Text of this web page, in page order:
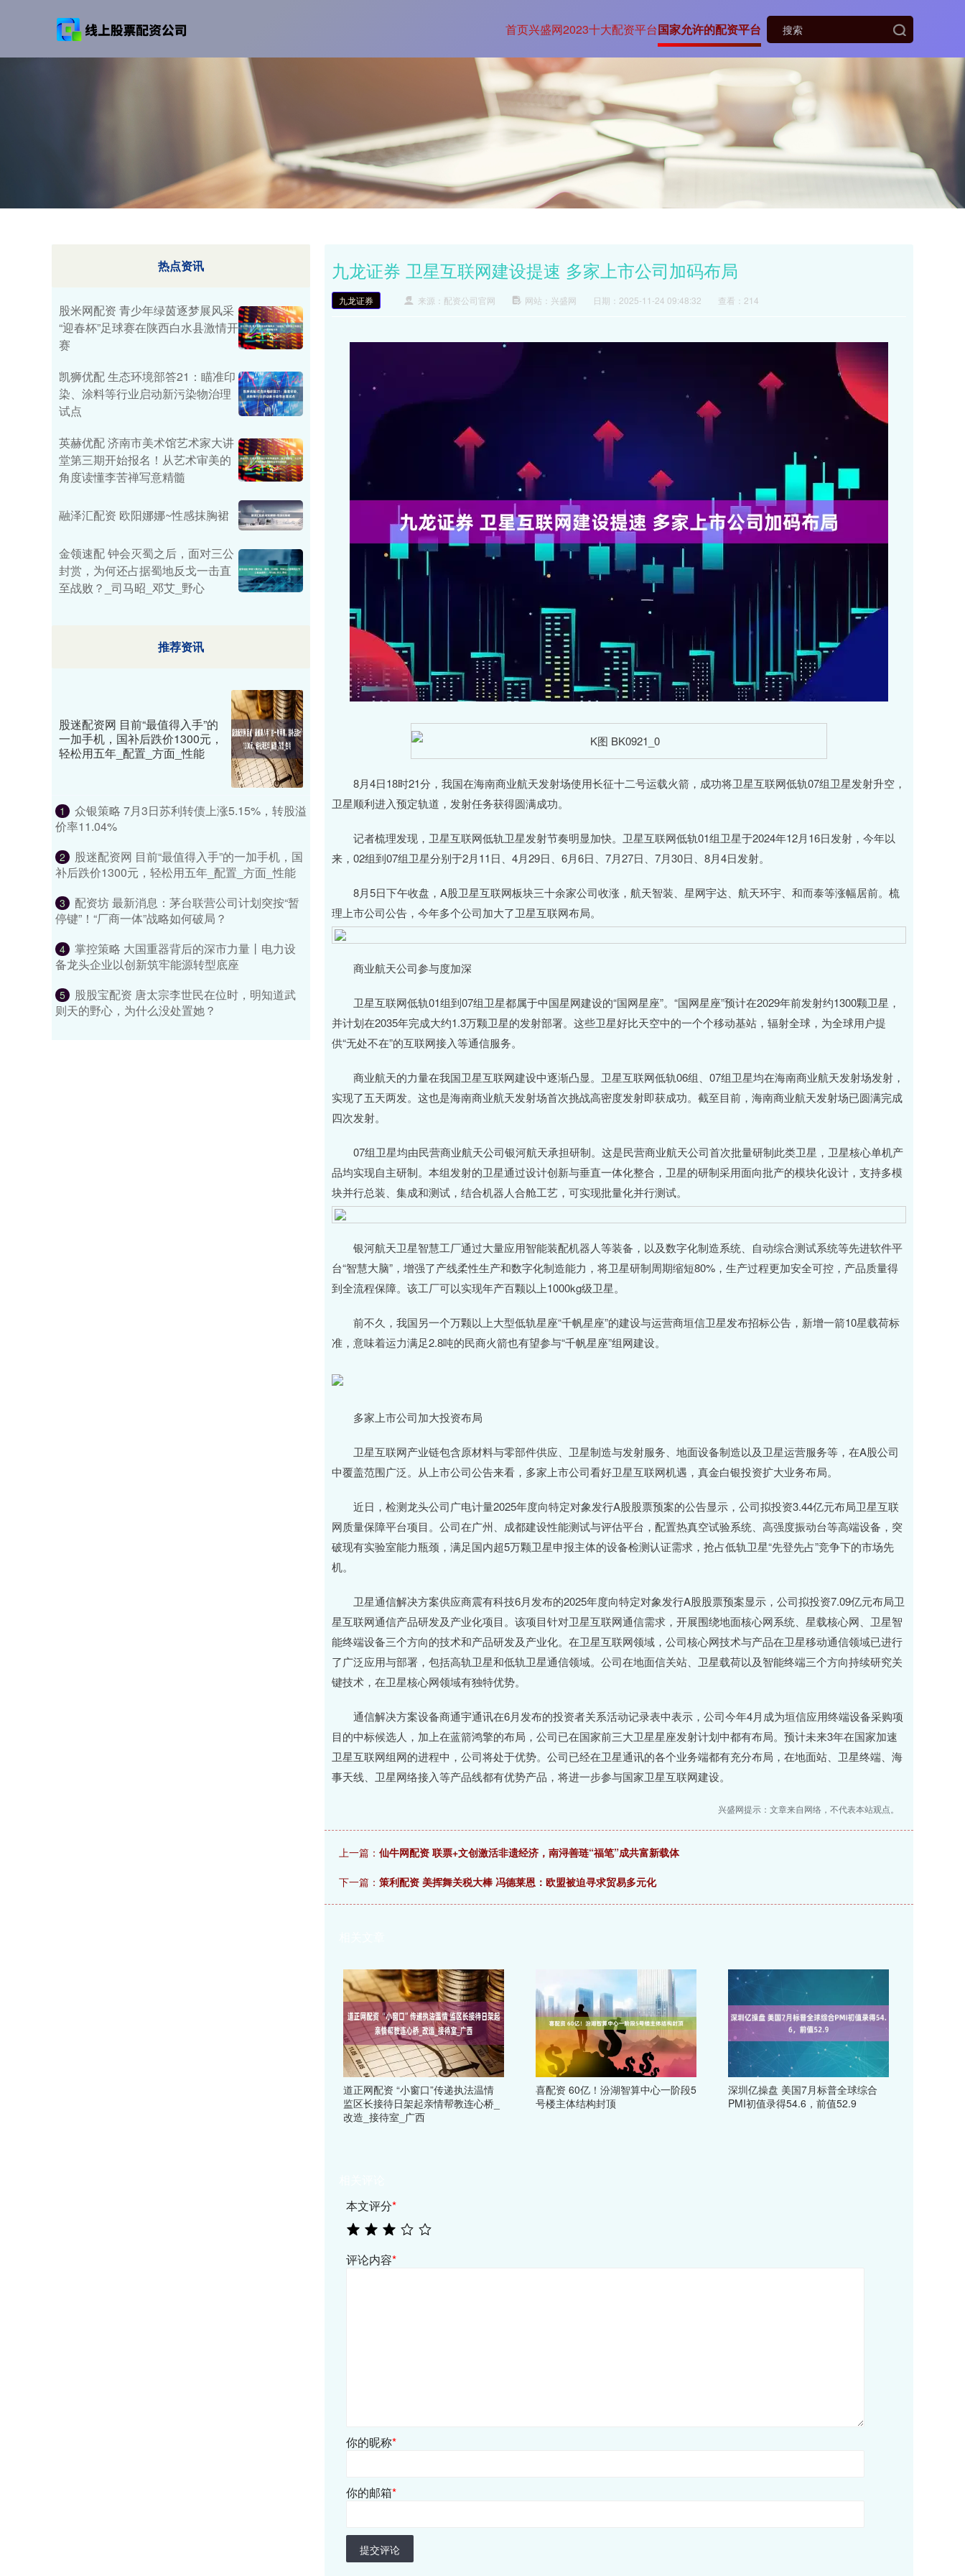
首页兴盛网2023十大配资平台国家允许的配资平台
九龙证券 卫星互联网建设提速 多家上市公司加码布局
九龙证券 来源：配资公司官网 网站：兴盛网 日期：2025-11-24 09:48:32 查看：214
8月4日18时21分，我国在海南商业航天发射场使用长征十二号运载火箭，成功将卫星互联网低轨07组卫星发射升空，
卫星顺利进入预定轨道，发射任务获得圆满成功。
记者梳理发现，卫星互联网低轨卫星发射节奏明显加快。卫星互联网低轨01组卫星于2024年12月16日发射，今年以
来，02组到07组卫星分别于2月11日、4月29日、6月6日、7月27日、7月30日、8月4日发射。
8月5日下午收盘，A股卫星互联网板块三十余家公司收涨，航天智装、星网宇达、航天环宇、和而泰等涨幅居前。梳
理上市公司公告，今年多个公司加大了卫星互联网布局。
商业航天公司参与度加深
卫星互联网低轨01组到07组卫星都属于中国星网建设的“国网星座”。“国网星座”预计在2029年前发射约1300颗卫星，
并计划在2035年完成大约1.3万颗卫星的发射部署。这些卫星好比天空中的一个个移动基站，辐射全球，为全球用户提
供“无处不在”的互联网接入等通信服务。
商业航天的力量在我国卫星互联网建设中逐渐凸显。卫星互联网低轨06组、07组卫星均在海南商业航天发射场发射，
实现了五天两发。这也是海南商业航天发射场首次挑战高密度发射即获成功。截至目前，海南商业航天发射场已圆满完成
四次发射。
07组卫星均由民营商业航天公司银河航天承担研制。这是民营商业航天公司首次批量研制此类卫星，卫星核心单机产
品均实现自主研制。本组发射的卫星通过设计创新与垂直一体化整合，卫星的研制采用面向批产的模块化设计，支持多模
块并行总装、集成和测试，结合机器人合舱工艺，可实现批量化并行测试。
银河航天卫星智慧工厂通过大量应用智能装配机器人等装备，以及数字化制造系统、自动综合测试系统等先进软件平
台“智慧大脑”，增强了产线柔性生产和数字化制造能力，将卫星研制周期缩短80%，生产过程更加安全可控，产品质量得
到全流程保障。该工厂可以实现年产百颗以上1000kg级卫星。
前不久，我国另一个万颗以上大型低轨星座“千帆星座”的建设与运营商垣信卫星发布招标公告，新增一箭10星载荷标
准，意味着运力满足2.8吨的民商火箭也有望参与“千帆星座”组网建设。
多家上市公司加大投资布局
卫星互联网产业链包含原材料与零部件供应、卫星制造与发射服务、地面设备制造以及卫星运营服务等，在A股公司
中覆盖范围广泛。从上市公司公告来看，多家上市公司看好卫星互联网机遇，真金白银投资扩大业务布局。
近日，检测龙头公司广电计量2025年度向特定对象发行A股股票预案的公告显示，公司拟投资3.44亿元布局卫星互联
网质量保障平台项目。公司在广州、成都建设性能测试与评估平台，配置热真空试验系统、高强度振动台等高端设备，突
破现有实验室能力瓶颈，满足国内超5万颗卫星申报主体的设备检测认证需求，抢占低轨卫星“先登先占”竞争下的市场先
机。
卫星通信解决方案供应商震有科技6月发布的2025年度向特定对象发行A股股票预案显示，公司拟投资7.09亿元布局卫
星互联网通信产品研发及产业化项目。该项目针对卫星互联网通信需求，开展围绕地面核心网系统、星载核心网、卫星智
能终端设备三个方向的技术和产品研发及产业化。在卫星互联网领域，公司核心网技术与产品在卫星移动通信领域已进行
了广泛应用与部署，包括高轨卫星和低轨卫星通信领域。公司在地面信关站、卫星载荷以及智能终端三个方向持续研究关
键技术，在卫星核心网领域有独特优势。
通信解决方案设备商通宇通讯在6月发布的投资者关系活动记录表中表示，公司今年4月成为垣信应用终端设备采购项
目的中标候选人，加上在蓝箭鸿擎的布局，公司已在国家前三大卫星星座发射计划中都有布局。预计未来3年在国家加速
卫星互联网组网的进程中，公司将处于优势。公司已经在卫星通讯的各个业务端都有充分布局，在地面站、卫星终端、海
事天线、卫星网络接入等产品线都有优势产品，将进一步参与国家卫星互联网建设。
兴盛网提示：文章来自网络，不代表本站观点。
上一篇： 仙牛网配资 联票+文创激活非遗经济，南浔善琏“福笔”成共富新载体
下一篇： 策利配资 美挥舞关税大棒 冯德莱恩：欧盟被迫寻求贸易多元化
道正网配资 “小窗口”传递执法温情
监区长接待日架起亲情帮教连心桥_
改造_接待室_广西
喜配资 60亿！汾湖智算中心一阶段5
号楼主体结构封顶
深圳亿操盘 美国7月标普全球综合
PMI初值录得54.6，前值52.9
本文评分*
评论内容*
你的昵称*
你的邮箱*
提交评论
热点资讯
股米网配资 青少年绿茵逐梦展风采
“迎春杯”足球赛在陕西白水县激情开
赛
凯狮优配 生态环境部答21：瞄准印
染、涂料等行业启动新污染物治理
试点
英赫优配 济南市美术馆艺术家大讲
堂第三期开始报名！从艺术审美的
角度读懂李苦禅写意精髓
融泽汇配资 欧阳娜娜~性感抹胸裙
金领速配 钟会灭蜀之后，面对三公
封赏，为何还占据蜀地反戈一击直
至战败？_司马昭_邓艾_野心
推荐资讯
股迷配资网 目前“最值得入手”的
一加手机，国补后跌价1300元，
轻松用五年_配置_方面_性能
1
众银策略 7月3日苏利转债上涨5.15%，转股溢
价率11.04%
2
股迷配资网 目前“最值得入手”的一加手机，国
补后跌价1300元，轻松用五年_配置_方面_性能
3
配资坊 最新消息：茅台联营公司计划突按“暂
停键”！“厂商一体”战略如何破局？
4
掌控策略 大国重器背后的深市力量丨电力设
备龙头企业以创新筑牢能源转型底座
5
股股宝配资 唐太宗李世民在位时，明知道武
则天的野心，为什么没处置她？